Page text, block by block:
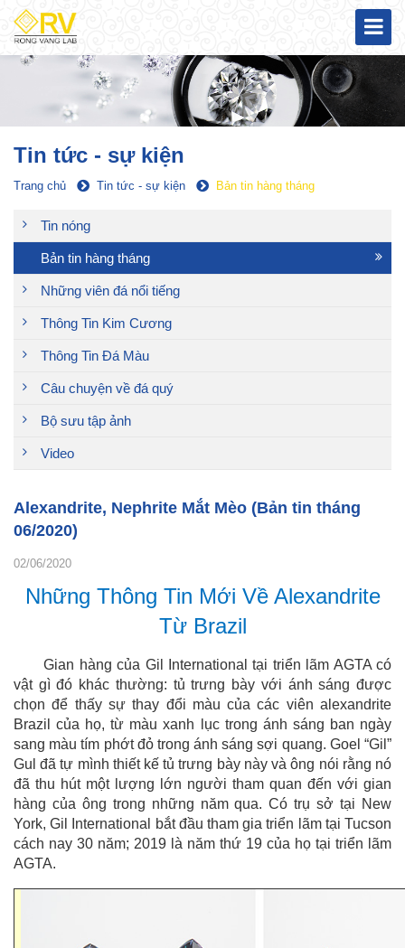
Tin tức - sự kiện
Trang chủ Tin tức - sự kiện Bản tin hàng tháng
Tin nóng
Bản tin hàng tháng
Những viên đá nổi tiếng
Thông Tin Kim Cương
Thông Tin Đá Màu
Câu chuyện về đá quý
Bộ sưu tập ảnh
Video
Alexandrite, Nephrite Mắt Mèo (Bản tin tháng
06/2020)
02/06/2020
Những Thông Tin Mới Về Alexandrite
Từ Brazil
Gian hàng của Gil International tại triển lãm AGTA có
vật gì đó khác thường: tủ trưng bày với ánh sáng được
chọn để thấy sự thay đổi màu của các viên alexandrite
Brazil của họ, từ màu xanh lục trong ánh sáng ban ngày
sang màu tím phớt đỏ trong ánh sáng sợi quang. Goel “Gil”
Gul đã tự mình thiết kế tủ trưng bày này và ông nói rằng nó
đã thu hút một lượng lớn người tham quan đến với gian
hàng của ông trong những năm qua. Có trụ sở tại New
York, Gil International bắt đầu tham gia triển lãm tại Tucson
cách nay 30 năm; 2019 là năm thứ 19 của họ tại triển lãm
AGTA.